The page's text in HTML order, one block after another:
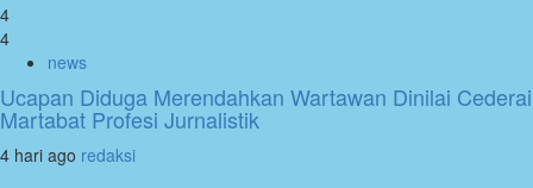
4
4
news
Ucapan Diduga Merendahkan Wartawan Dinilai Cederai
Martabat Profesi Jurnalistik
4 hari ago redaksi